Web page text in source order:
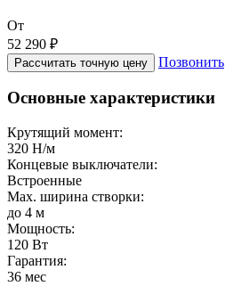
От
52 290 ₽
Рассчитать точную цену Позвонить
Основные характеристики
Крутящий момент:
320 Н/м
Концевые выключатели:
Встроенные
Max. ширина створки:
до 4 м
Мощность:
120 Вт
Гарантия:
36 мес